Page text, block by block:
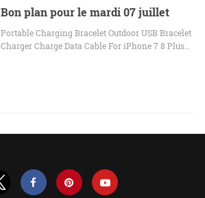
Bon plan pour le mardi 07 juillet
Portable Charging Bracelet Outdoor USB Bracelet
Charger Charge Data Cable For iPhone 7 8 Plus…